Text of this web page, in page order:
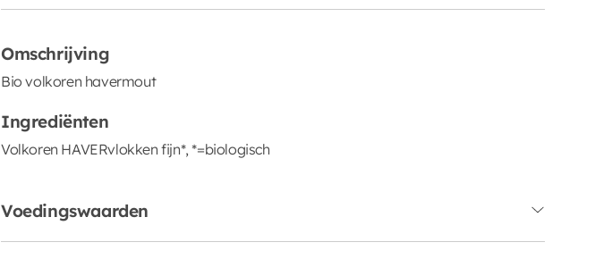
Omschrijving
Bio volkoren havermout
Ingrediënten
Volkoren HAVERvlokken fijn*, *=biologisch
Voedingswaarden